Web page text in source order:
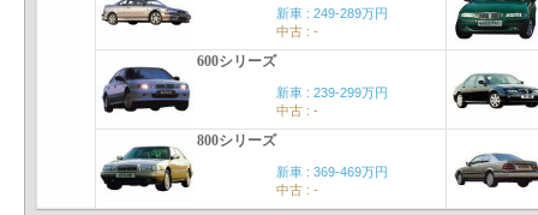
新車 : 249-289万円
中古 : -
600シリーズ
新車 : 239-299万円
中古 : -
800シリーズ
新車 : 369-469万円
中古 : -